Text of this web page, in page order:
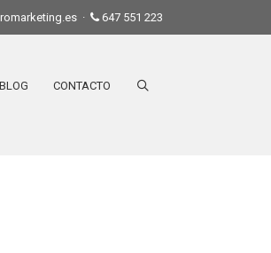
· 647 551 223
BLOG CONTACTO